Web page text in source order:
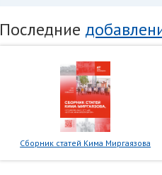
Последние
Сборник статей Кима Миргаязова